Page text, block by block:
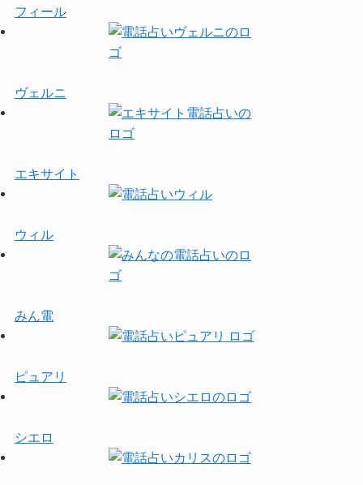
フィール
ヴェルニ
エキサイト
ウィル
みん電
ピュアリ
シエロ